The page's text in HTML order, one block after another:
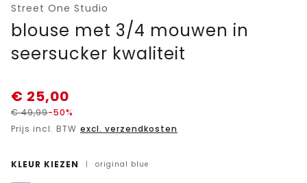
Street One Studio
blouse met 3/4 mouwen in
seersucker kwaliteit
€ 25,00
€49,99-50%
Prijs incl. BTW excl. verzendkosten
KLEUR KIEZEN | original blue